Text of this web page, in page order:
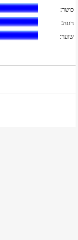
כושר:
הגנה:
שוער: